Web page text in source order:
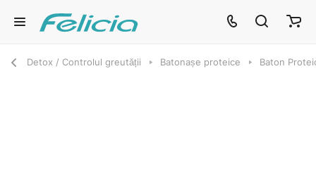
Detox / Controlul greutății Batonașe proteice Baton